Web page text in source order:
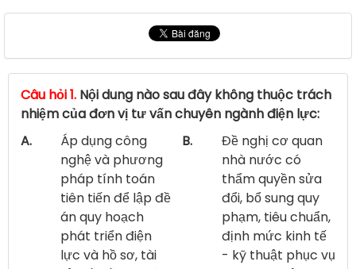
Câu hỏi 1. Nội dung nào sau đây không thuộc trách
nhiệm của đơn vị tư vấn chuyên ngành điện lực:
A.
Áp dụng công
nghệ và phương
pháp tính toán
tiên tiến để lập đề
án quy hoạch
phát triển điện
lực và hồ sơ, tài
B.
Đề nghị cơ quan
nhà nước có
thẩm quyền sửa
đổi, bổ sung quy
phạm, tiêu chuẩn,
định mức kinh tế
- kỹ thuật phục vụ